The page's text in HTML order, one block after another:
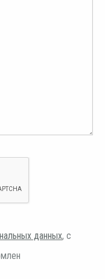
данных, с